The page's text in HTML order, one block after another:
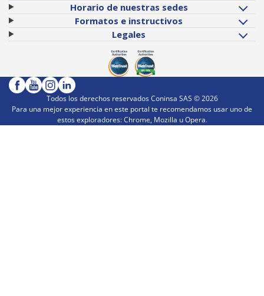
Horario de nuestras sedes
Formatos e instructivos
Legales
Todos los derechos reservados Coninsa SAS ©2026
Para una mejor experiencia en este portal te recomendamos usar uno de
estos exploradores: Chrome, Mozilla u Opera.